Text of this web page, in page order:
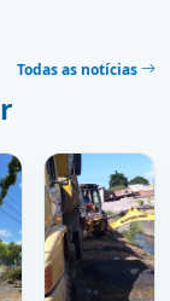
Todas as notícias